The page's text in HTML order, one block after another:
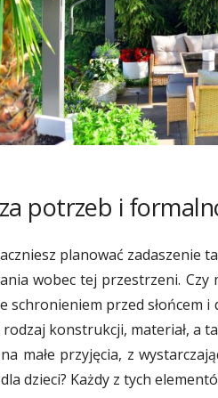
potrzeb i
planować zadaszenie
wobec tej przestrzeni.
schronieniem przed słońcem
konstrukcji, materiał, a
małe przyjęcia, z
dzieci? Każdy z tych